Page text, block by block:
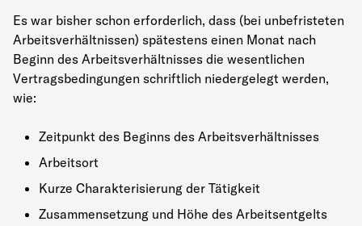
Es war bisher schon erforderlich, dass (bei unbefristeten
Arbeitsverhältnissen) spätestens einen Monat nach
Beginn des Arbeitsverhältnisses die wesentlichen
Vertragsbedingungen schriftlich niedergelegt werden,
wie:
Zeitpunkt des Beginns des Arbeitsverhältnisses
Arbeitsort
Kurze Charakterisierung der Tätigkeit
Zusammensetzung und Höhe des Arbeitsentgelts